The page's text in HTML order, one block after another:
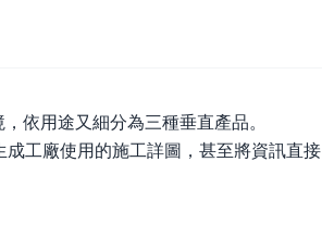
用途又細分為三種垂直產品。
工廠使用的施工詳圖，甚至將資訊直接